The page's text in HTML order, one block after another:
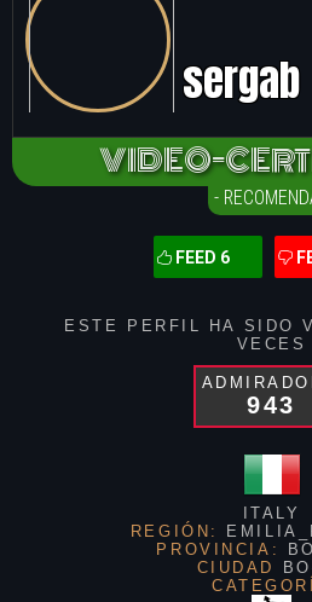
sergab
VIDEO-
-
FEED 6
ESTE PERFIL HA SIDO
VECES
943
ITALY
REGIÓN:
PROVINCIA:
CIUDAD